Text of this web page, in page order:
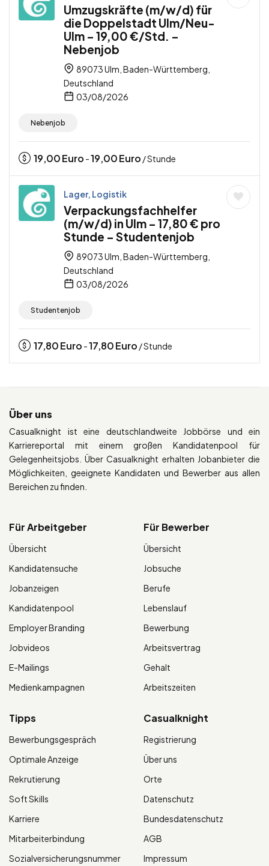
Umzugskräfte (m/w/d) für
die Doppelstadt Ulm/Neu-
Ulm – 19,00 €/Std. –
Nebenjob
89073 Ulm, Baden-Württemberg,
Deutschland
03/08/2026
Nebenjob
19,00Euro -19,00Euro / Stunde
Lager, Logistik
Verpackungsfachhelfer
(m/w/d) in Ulm – 17,80 € pro
Stunde – Studentenjob
89073 Ulm, Baden-Württemberg,
Deutschland
03/08/2026
Studentenjob
17,80Euro -17,80Euro / Stunde
Über uns
Casualknight ist eine deutschlandweite Jobbörse und ein
Karriereportal mit einem großen Kandidatenpool für
Gelegenheitsjobs. Über Casualknight erhalten Jobanbieter die
Möglichkeiten, geeignete Kandidaten und Bewerber aus allen
Bereichen zu finden.
Für Arbeitgeber
Übersicht
Kandidatensuche
Jobanzeigen
Kandidatenpool
Employer Branding
Jobvideos
E-Mailings
Medienkampagnen
Für Bewerber
Übersicht
Jobsuche
Berufe
Lebenslauf
Bewerbung
Arbeitsvertrag
Gehalt
Arbeitszeiten
Tipps
Bewerbungsgespräch
Optimale Anzeige
Rekrutierung
Soft Skills
Karriere
Mitarbeiterbindung
Sozialversicherungsnummer
Casualknight
Registrierung
Über uns
Orte
Datenschutz
Bundesdatenschutz
AGB
Impressum